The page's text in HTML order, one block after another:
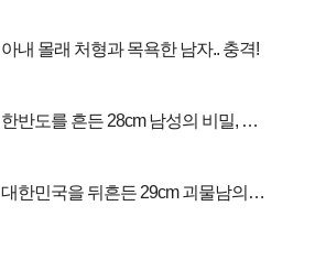
아내 몰래 처형과 목욕한 남자.. 충격!
한반도를 흔든 28cm 남성의 비밀, 매
대한민국을 뒤흔든 29cm 괴물남의